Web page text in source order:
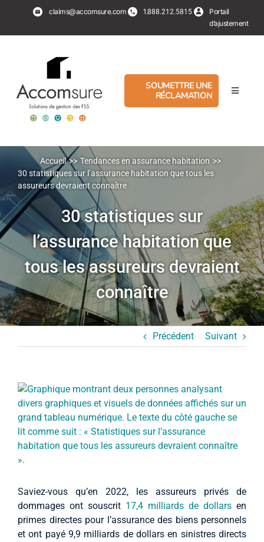
contenu
claims@accomsure.com 1.888.212.5815
Portail
d’ajustement
Basculer
Experts en sinistre
PropertyHub
Assurés
Services
Études de cas
À propos
SOUMETTRE UNE
RÉCLAMATION
30 statistiques sur
l’assurance habitation que
tous les assureurs devraient
connaître
Accueil
Tendances en assurance habitation
30 statistiques sur l’assurance habitation que tous les
assureurs devraient connaître
Précédent Suivant
Agrandir
l’image
Saviez-vous qu’en 2022, les assureurs privés de
dommages ont souscrit 17,4 milliards de dollars en
primes directes pour l’assurance des biens personnels
et ont payé 9,9 milliards de dollars en sinistres directs